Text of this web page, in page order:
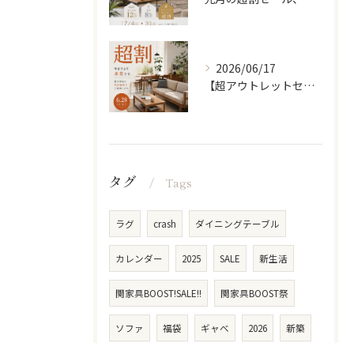
2026/06/17
【超アウトレットセール】 「超割」
タグ Tags
ラグ crash ダイニングテーブル
カレンダー 2025 SALE 新生活
関家具BOOST!SALE!! 関家具BOOST祭
ソファ 福袋 ギャべ 2026 新築